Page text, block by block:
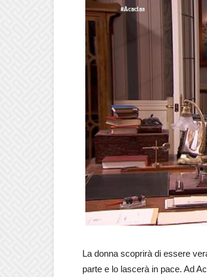
La donna scoprirà di essere
parte e lo lascerà in pace. Ad